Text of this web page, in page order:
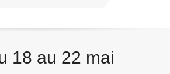
18 au 22 mai